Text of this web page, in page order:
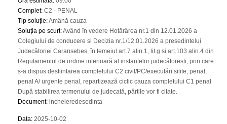
Complet: C2 - PENAL
Tip soluție:Amână cauza
Soluția pe scurt:Având în vedere Hotărârea nr.1 din 12.01.2026 a
Colegiului de conducere si Decizia nr.1/12.01.2026 a presedintelui
Judecătoriei Caransebes, în temeiul art.7 alin.1, lit.g si art.103 alin.4 din
Regulamentul de ordine interioară al instantelor judecătoresti, prin care
s-a dispus desfiintarea completului C2 civil/PC/executări silite, penal,
penal A/ urgente penal, repartizează ciclic cauza completului C1 penal
După stabilirea termenului de judecată, părtile vor fi citate.
Document: incheieredesedinta
Data: 2025-10-02